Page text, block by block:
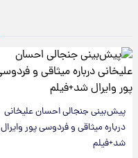
پیش‌بینی جنجالی احسان علیخانی
درباره میثاقی و فردوسی پور وایرال
شد+فیلم